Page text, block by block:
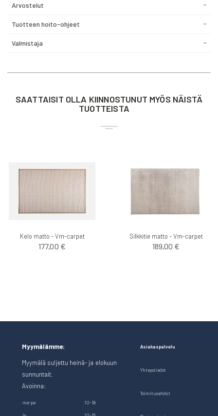
Arvostelut
Tuotteen hoito-ohjeet
Valmistaja
SAATTAISIT OLLA KIINNOSTUNUT MYÖS NÄISTÄ
TUOTTEISTA
Kelo matto - Vm-carpet
177,00 €
Silkkitie matto - Vm-carpet
189,00 €
Myymälämme:
Myymälä suljettu heinä- ja elokuun
sunnuntait.
Avoinna:
ma-pe 10-18
Asiakaspalvelu
Yhteystiedot
Toimitusehdot